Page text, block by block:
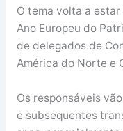
O tema volta a
Ano Europeu do
de delegados de
América do Norte e
Os responsáveis
e subsequentes